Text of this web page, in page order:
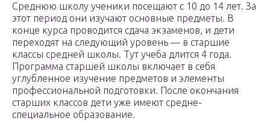
Среднюю школу ученики посещают с 10 до 14 лет. За
этот период они изучают основные предметы. В
конце курса проводится сдача экзаменов, и дети
переходят на следующий уровень — в старшие
классы средней школы. Тут учеба длится 4 года.
Программа старшей школы включает в себя
углубленное изучение предметов и элементы
профессиональной подготовки. После окончания
старших классов дети уже имеют средне-
специальное образование.